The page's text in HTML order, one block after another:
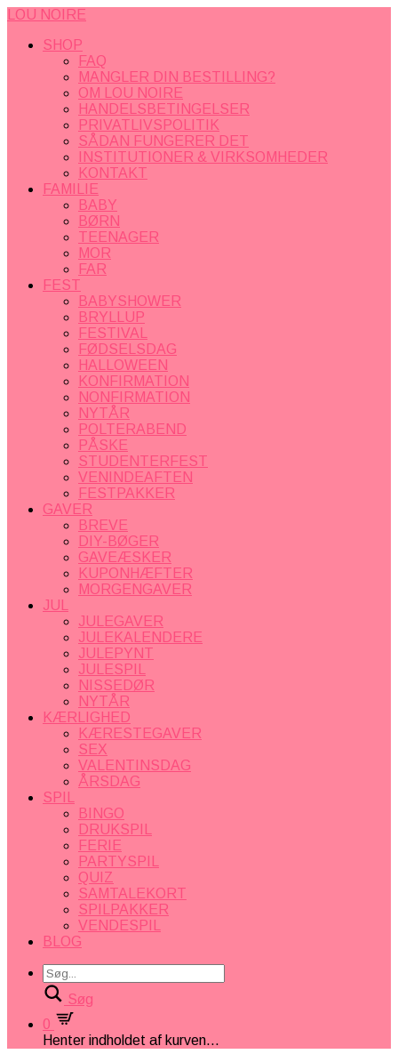
LOU NOIRE
SHOP
FAQ
MANGLER DIN BESTILLING?
OM LOU NOIRE
HANDELSBETINGELSER
PRIVATLIVSPOLITIK
SÅDAN FUNGERER DET
INSTITUTIONER & VIRKSOMHEDER
KONTAKT
FAMILIE
BABY
BØRN
TEENAGER
MOR
FAR
FEST
BABYSHOWER
BRYLLUP
FESTIVAL
FØDSELSDAG
HALLOWEEN
KONFIRMATION
NONFIRMATION
NYTÅR
POLTERABEND
PÅSKE
STUDENTERFEST
VENINDEAFTEN
FESTPAKKER
GAVER
BREVE
DIY-BØGER
GAVEÆSKER
KUPONHÆFTER
MORGENGAVER
JUL
JULEGAVER
JULEKALENDERE
JULEPYNT
JULESPIL
NISSEDØR
NYTÅR
KÆRLIGHED
KÆRESTEGAVER
SEX
VALENTINSDAG
ÅRSDAG
SPIL
BINGO
DRUKSPIL
FERIE
PARTYSPIL
QUIZ
SAMTALEKORT
SPILPAKKER
VENDESPIL
BLOG
Søg
0
Henter indholdet af kurven...